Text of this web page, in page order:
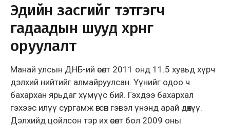
Эдийн засгийг тэтгэгч
гадаадын шууд хөрөнгө
оруулалт
Манай улсын ДНБ-ий өсөлт 2011 онд 11.5 хувьд хүрч
дэлхий нийтийг алмайруулсан. Үүнийг одоо ч
бахархан ярьдаг хүмүүс бий. Гэхдээ бахархал
гэхээс илүү сургамж өгсөн гэвэл үнэнд арай дөхүү.
Дэлхийд цойлсон тэр их өсөлт бол 2009 оны